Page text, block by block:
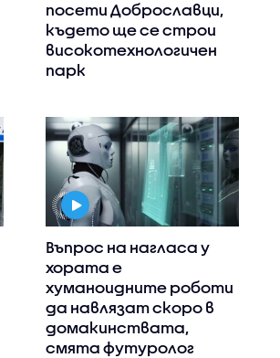
посети Доброславци,
където ще се строи
високотехнологичен
парк
Въпрос на нагласа у
хората е
хуманоидните роботи
да навлязат скоро в
домакинствата,
смята футуролог